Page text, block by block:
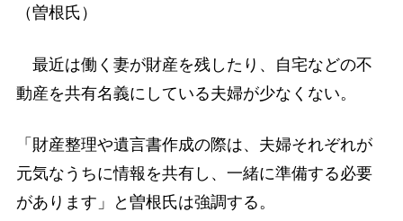
（曽根氏）
最近は働く妻が財産を残したり、自宅などの不
動産を共有名義にしている夫婦が少なくない。
「財産整理や遺言書作成の際は、夫婦それぞれが
元気なうちに情報を共有し、一緒に準備する必要
があります」と曽根氏は強調する。